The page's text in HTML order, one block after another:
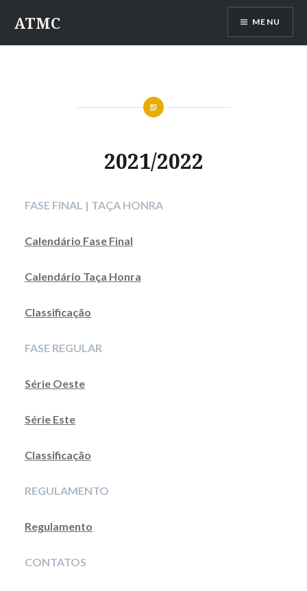
para
conteúdo
ATMC MENU
2021/2022
FASE FINAL | TAÇA HONRA
Calendário Fase Final
Calendário Taça Honra
Classificação
FASE REGULAR
Série Oeste
Série Este
Classificação
REGULAMENTO
Regulamento
CONTATOS